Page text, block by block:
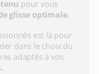
pour vous
glisse optimale.
est là pour
dans le choix du
adaptés à vos